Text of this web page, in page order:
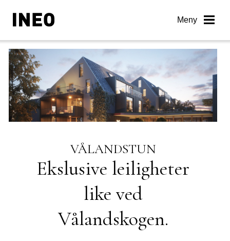
content
Meny
VÅLANDSTUN
Ekslusive leiligheter
like ved
Vålandskogen.